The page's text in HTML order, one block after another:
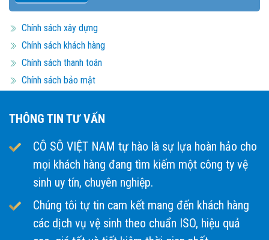
Chính sách xây dựng
Chính sách khách hàng
Chính sách thanh toán
Chính sách bảo mật
THÔNG TIN TƯ VẤN
CÔ SÔ VIỆT NAM tự hào là sự lựa hoàn hảo cho
mọi khách hàng đang tìm kiếm một công ty vệ
sinh uy tín, chuyên nghiệp.
Chúng tôi tự tin cam kết mang đến khách hàng
các dịch vụ vệ sinh theo chuẩn ISO, hiệu quả